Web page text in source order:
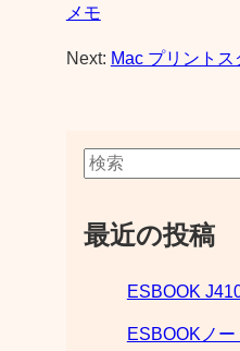
メモ
Next: Mac プリント
最近の投稿
ESBOOK
ESBOOKノ